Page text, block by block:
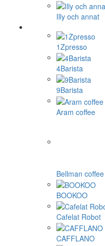
Illy och annat
1Zpresso
4Barista
9Barista
Aram coffee
Bellman coffee
BOOKOO
Cafelat Robot
CAFFLANO